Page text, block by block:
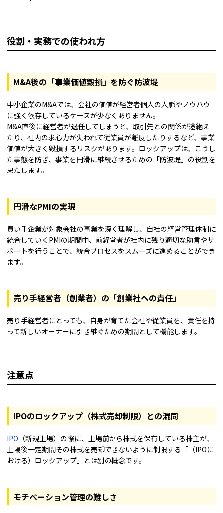
役割・実務での使われ方
M&A後の「事業価値毀損」を防ぐ防波堤
中小企業のM&Aでは、会社の価値が経営者個人の人脈やノウハウ
に強く依存しているケースが少なくありません。
M&A直後に経営者が退任してしまうと、取引先との関係が途絶え
たり、社内の求心力が失われて従業員が離反したりするなど、事業
価値が大きく毀損するリスクがあります。ロックアップは、こうし
た事態を防ぎ、事業を円滑に継続させるための「防波堤」の役割を
果たします。
円滑なPMIの実現
買い手企業が対象会社の事業を深く理解し、自社の経営管理体制に
統合していくPMIの期間中、前経営者が社内に残り適切な助言やサ
ポートを行うことで、統合プロセスをスムーズに進めることができ
ます。
売り手経営者（創業者）の「創業社への責任」
売り手経営者にとっても、自身が育てた会社や従業員を、責任を持
って新しいオーナーに引き継ぐための期間として機能します。
注意点
IPOのロックアップ（株式売却制限）との混同
IPO （新規上場）の際に、上場前から株式を保有している株主が、
上場後一定期間その株式を売却できないように制限する「（IPOに
おける）ロックアップ」とは別の概念です。
モチベーション管理の難しさ